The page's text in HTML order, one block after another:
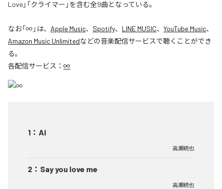
Love」「クライマー」を含む全9曲となっている。
なお「∞ 」は、 Apple Music、 Spotify、 LINE MUSIC、 YouTube Music、
Amazon Music Unlimitedなどの音楽配信サービスで聴くことができ
る。
各配信サービス： ∞
1 ： AI
高瀬統也
2 ： Say you love me
高瀬統也